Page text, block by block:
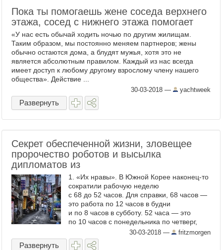
Пока ты помогаешь жене соседа верхнего
этажа, сосед с нижнего этажа помогает
«У нас есть обычай ходить ночью по другим жилищам.
Таким образом, мы постоянно меняем партнеров; жены
обычно остаются дома, а блудят мужья, хотя это не
является абсолютным правилом. Каждый из нас всегда
имеет доступ к любому другому взрослому члену нашего
общества». Действие ...
30-03-2018 — yachtweek
Развернуть
Секрет обеспеченной жизни, зловещее
пророчество роботов и высылка
дипломатов из
1. «Их нравы». В Южной Корее наконец-то
сократили рабочую неделю
с 68 до 52 часов. Для справки, 68 часов —
это работа по 12 часов в будни
и по 8 часов в субботу. 52 часа — это
по 10 часов с понедельника по четверг,
восемь часов в пятницу и 4 часа в субботу.
Разумеется, уменьшили ...
30-03-2018 — fritzmorgen
Развернуть